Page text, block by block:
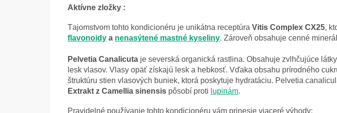
Aktívne zložky :
Tajomstvom tohto kondicionéru je unikátna receptúra Vitis Complex CX25,
flavonoidy a nenasýtené mastné kyseliny. Zároveň obsahuje cenné
Pelvetia Canalicuta je severská organická rastlina. Obsahuje zvlhčujúce
lesk vlasov. Vlasy opäť získajú lesk a hebkosť. Vďaka obsahu prírodného
štruktúru stien vlasových buniek, ktorá poskytuje hydratáciu. Pelvetia
Extrakt z Camellia sinensis pôsobí proti lupinám.
Pravidelné používanie tohto kondicionéru vám prinesie viaceré výhody: